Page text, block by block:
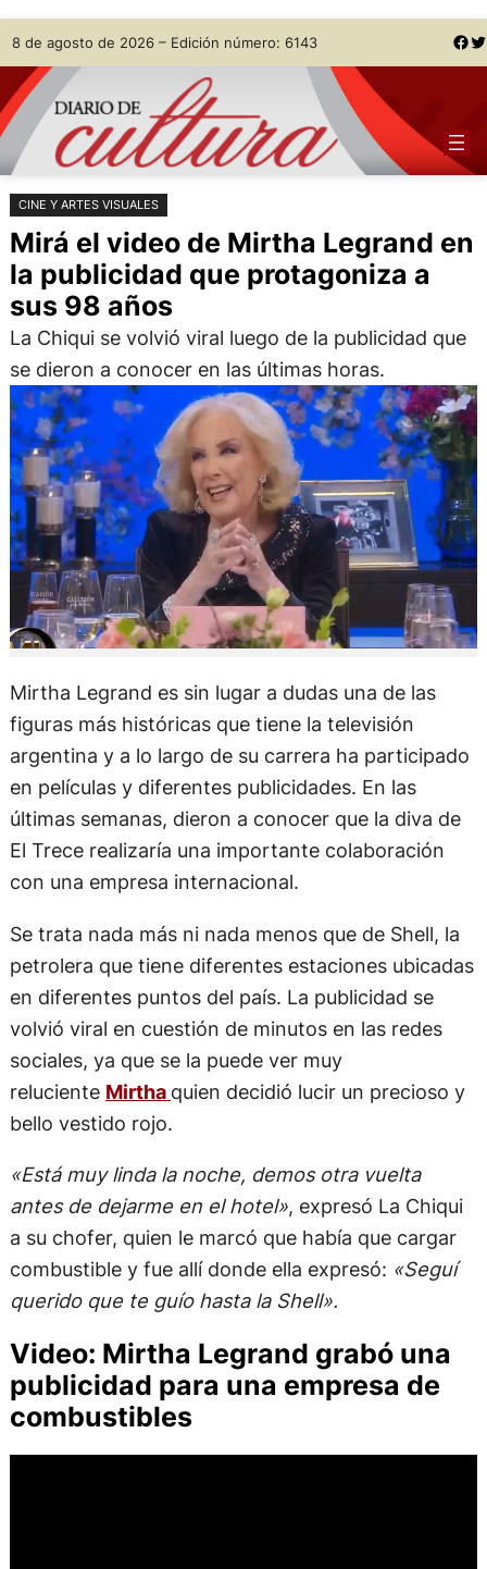
Saltar
al
contenido
Skip
to
content
8 de agosto de 2026 – Edición número: 6143 Facebook Twitter
CINE Y ARTES VISUALES
Mirá el video de Mirtha Legrand en
la publicidad que protagoniza a
sus 98 años
La Chiqui se volvió viral luego de la publicidad que
se dieron a conocer en las últimas horas.
Mirtha Legrand es sin lugar a dudas una de las
figuras más históricas que tiene la televisión
argentina y a lo largo de su carrera ha participado
en películas y diferentes publicidades. En las
últimas semanas, dieron a conocer que la diva de
El Trece realizaría una importante colaboración
con una empresa internacional.
Se trata nada más ni nada menos que de Shell, la
petrolera que tiene diferentes estaciones ubicadas
en diferentes puntos del país. La publicidad se
volvió viral en cuestión de minutos en las redes
sociales, ya que se la puede ver muy
reluciente Mirtha quien decidió lucir un precioso y
bello vestido rojo.
«Está muy linda la noche, demos otra vuelta
antes de dejarme en el hotel», expresó La Chiqui
a su chofer, quien le marcó que había que cargar
combustible y fue allí donde ella expresó: «Seguí
querido que te guío hasta la Shell».
Video: Mirtha Legrand grabó una
publicidad para una empresa de
combustibles